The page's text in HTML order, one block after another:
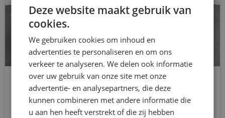
Kia Picanto
Hatchback
Manual
Deze website maakt gebruik van
cookies.
We gebruiken cookies om inhoud en
advertenties te personaliseren en om ons
verkeer te analyseren. We delen ook informatie
over uw gebruik van onze site met onze
advertentie- en analysepartners, die deze
kunnen combineren met andere informatie die
u aan hen heeft verstrekt of die zij hebben